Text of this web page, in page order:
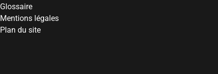
Glossaire
Mentions légales
Plan du site